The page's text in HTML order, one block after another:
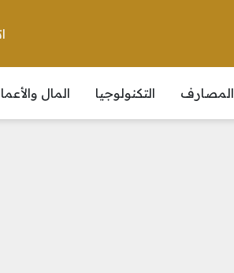
التكنولوجيا المال